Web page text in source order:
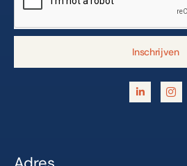
Inschrijven